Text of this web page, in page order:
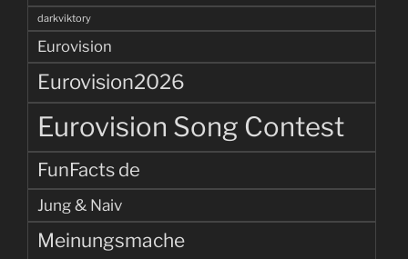
darkviktory
Eurovision
Eurovision2026
Eurovision Song Contest
FunFacts de
Jung & Naiv
Meinungsmache